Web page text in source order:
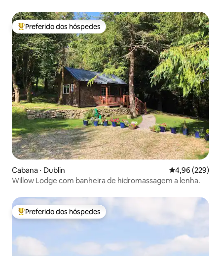
Entre os melhores preferidos dos hóspedes
Preferido dos hóspedes
Cabana ⋅ Dublin 4,96 de uma
4,96 (229)
Willow Lodge com banheira de hidromassagem a lenha.
Entre os melhores preferidos dos hóspedes
Preferido dos hóspedes